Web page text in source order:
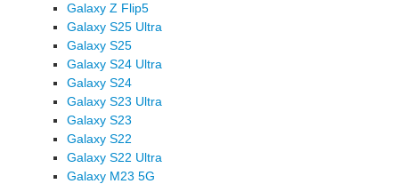
Galaxy Z Flip5
Galaxy S25 Ultra
Galaxy S25
Galaxy S24 Ultra
Galaxy S24
Galaxy S23 Ultra
Galaxy S23
Galaxy S22
Galaxy S22 Ultra
Galaxy M23 5G